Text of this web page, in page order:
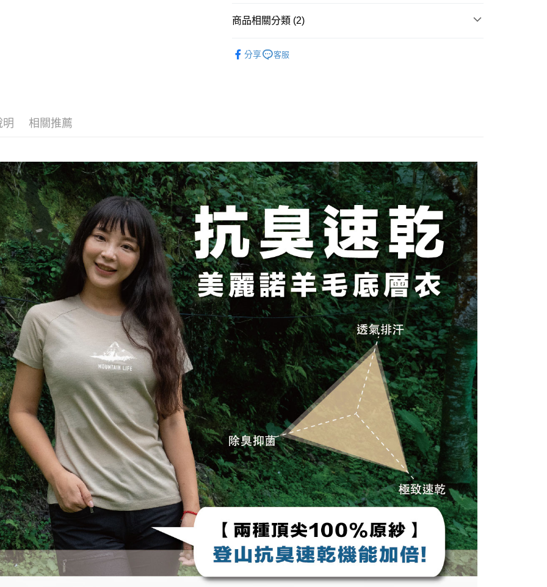
2.付款方式選擇「大哥付你分期」，訂單成立後會自動跳轉到大哥付的交易
3.實際核准額度、可分期數及費用金額請依後續交易確認頁面所載為準。
4.訂單成立30分鐘內，如未前往確認交易或遇審核未通過，訂單將自動取
【注意事項】
1.本服務係由「台灣大哥大股份有限公司」（以下簡稱本公司）所提供，讓
用戶於交易時，得透過本服務購買商品或服務，並由商店將買賣／分期付
款買賣價金債權讓與本公司後，依約使用本公司帳單繳交帳款。
2.基於同意付款使用「大哥付你分期」之契約關係目的，商店將以您的個人
資料（包含姓名、電話或地址）提供予台灣大哥大進項蒐集、處理及利
用，由本公司與您本人進行分期帳單所需資料之確認、核對及更正。
3.完整用戶服務條款，請詳閱以下連結：https://oppay.tw/userRule
相關說明
便利好安心！
／ATM／網路銀行／等多元方式進行付款，方視為交易完成。
※ 請注意：結帳手續完成當下不需立刻繳費，但若您需要取消訂單，請聯
絡購買商品的店家。未經商家同意取消之訂單仍視為有效，需透過AFTEE
先享後付繳納相關費用。
※ 交易是否成功請以「AFTEE先享後付 」之結帳頁面顯示為準，若有關於
是否繳費成功／繳費後需取消欲退款等相關疑問，請聯繫「AFTEE先享後
付客戶支援中心」https://netprotections.freshdesk.com/support/home
【注意事項】
１．透過由恩沛科技股份有限公司提供之「AFTEE先享後付」服務完成之
交易，需依本服務之必要範圍內提供個人資料，並將交易相關給付款項請
求債權轉讓予恩沛科技股份有限公司。
２．關於個人資料處理事宜，請瀏覽以下網址：
https://aftee.tw/terms/#terms3
３．未成年的使用者請事先徵得法定代理人或監護人之同意方可使用
「AFTEE先享後付」，若未經同意申辦者引起之損失，本公司不負相關責
任。
４．使用「AFTEE先享後付」時，將依據個別帳號之用戶狀況，依本公司
即時審查核予不同之上限額度；若仍有額度不足之情形，本公司將視審查
結果請求用戶進行身份認證。
５．嚴禁一人註冊多個帳號或使用他人資訊註冊。若發現惡意使用之情
形，恩沛科技股份有限公司將有權停止該用戶之使用額度並採取法律行
動。
7-11取貨付款
每筆NT$100，滿NT$1,000(含以上)免運費
付款後7-11取貨
每筆NT$100，滿NT$1,000(含以上)免運費
宅配
每筆NT$100，滿NT$1,000(含以上)免運費
順豐 查看運費
商品相關分類 (2)
分享 客服
明 相關推薦